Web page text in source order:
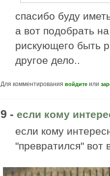
спасибо буду
а вот подобрать
рискующего быть
другое дело..
Для комментирования войдите или
9 - если кому
если кому
"превратился" вот